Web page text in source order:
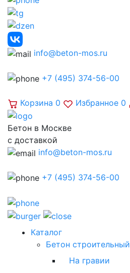
info@beton-mos.ru
+7 (495) 374-56-00
Корзина 0 Избранное 0
Бетон в Москве
с доставкой
info@beton-mos.ru
+7 (495) 374-56-00
Каталог
Бетон строительный
На гравии